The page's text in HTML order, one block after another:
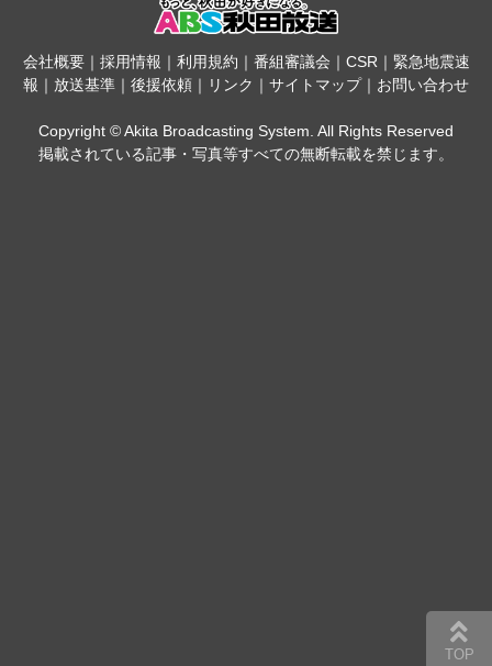
会社概要｜ 採用情報 ｜ 利用規約 ｜ 番組審議会 ｜ CSR｜ 緊急地震速
報 ｜ 放送基準 ｜ 後援依頼 ｜ リンク ｜ サイトマップ｜ お問い合わせ
Copyright © Akita Broadcasting System. All Rights Reserved
掲載されている記事・写真等すべての無断転載を禁じます。